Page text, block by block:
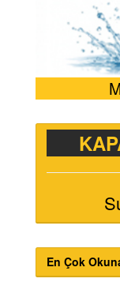
En Çok